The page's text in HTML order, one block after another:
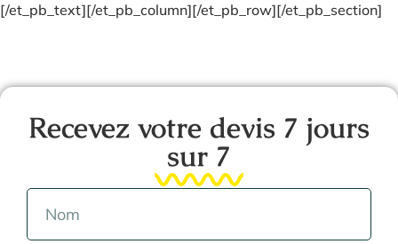
[/et_pb_text][/et_pb_column][/et_pb_row][/et_pb_section]
Recevez votre devis 7 jours
sur 7